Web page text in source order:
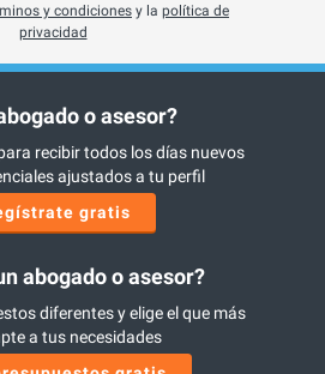
y condiciones y la política de
privacidad
o asesor?
recibir todos los días nuevos
ajustados a tu perfil
gratis
abogado o asesor?
diferentes y elige el que más
a tus necesidades